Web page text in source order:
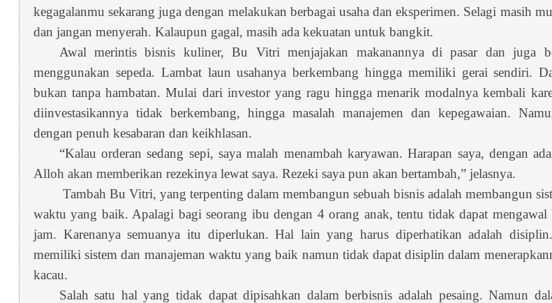
kegagalanmu sekarang juga dengan melakukan berbagai usaha dan eksperimen. Selagi masih
dan jangan menyerah. Kalaupun gagal, masih ada kekuatan untuk bangkit.
Awal merintis bisnis kuliner, Bu Vitri menjajakan makanannya di pasar dan juga
menggunakan sepeda. Lambat laun usahanya berkembang hingga memiliki gerai sendiri.
bukan tanpa hambatan. Mulai dari investor yang ragu hingga menarik modalnya kembali
diinvestasikannya tidak berkembang, hingga masalah manajemen dan kepegawaian.
dengan penuh kesabaran dan keikhlasan.
“Kalau orderan sedang sepi, saya malah menambah karyawan. Harapan saya, dengan
Alloh akan memberikan rezekinya lewat saya. Rezeki saya pun akan bertambah,” jelasnya.
Tambah Bu Vitri, yang terpenting dalam membangun sebuah bisnis adalah membangun
waktu yang baik. Apalagi bagi seorang ibu dengan 4 orang anak, tentu tidak dapat mengawal
jam. Karenanya semuanya itu diperlukan. Hal lain yang harus diperhatikan adalah
memiliki sistem dan manajeman waktu yang baik namun tidak dapat disiplin dalam
kacau.
Salah satu hal yang tidak dapat dipisahkan dalam berbisnis adalah pesaing. Namun